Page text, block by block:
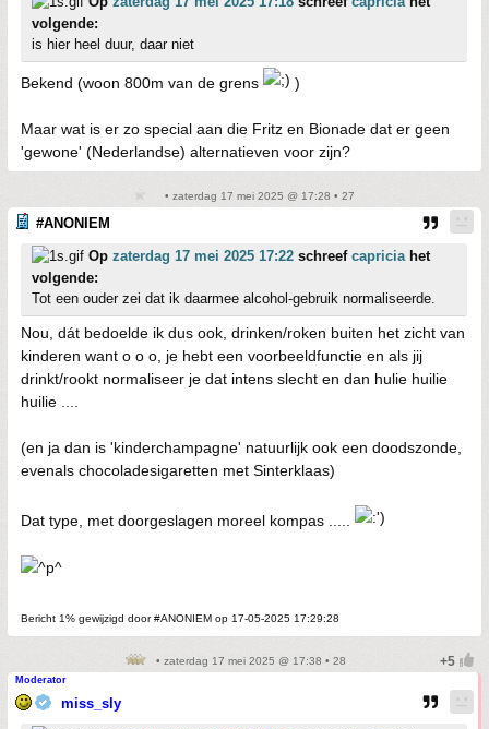
volgende:
is hier heel duur, daar niet
Bekend (woon 800m van de grens )
Maar wat is er zo special aan die Fritz en Bionade dat er geen
'gewone' (Nederlandse) alternatieven voor zijn?
• zaterdag 17 mei 2025 @ 17:28 • 27
#ANONIEM
Op zaterdag 17 mei 2025 17:22 schreef capriciahet
volgende:
Tot een ouder zei dat ik daarmee alcohol-gebruik normaliseerde.
Nou, dát bedoelde ik dus ook, drinken/roken buiten het zicht van
kinderen want o o o, je hebt een voorbeeldfunctie en als jij
drinkt/rookt normaliseer je dat intens slecht en dan hulie huilie
huilie ....
(en ja dan is 'kinderchampagne' natuurlijk ook een doodszonde,
evenals chocoladesigaretten met Sinterklaas)
Dat type, met doorgeslagen moreel kompas .....
Bericht 1% gewijzigd door #ANONIEM op 17-05-2025 17:29:28
• zaterdag 17 mei 2025 @ 17:38 • 28
Moderator
miss_sly